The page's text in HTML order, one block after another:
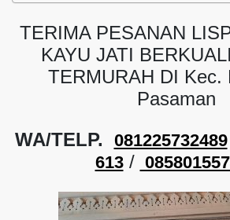
TERIMA PESANAN
KAYU JATI
TERMURAH DI Kec.
Pasaman
WA/TELP. 081225732489
613/